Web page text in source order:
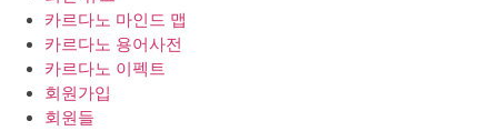
카르다노 마인드 맵
카르다노 용어사전
카르다노 이펙트
회원가입
회원들